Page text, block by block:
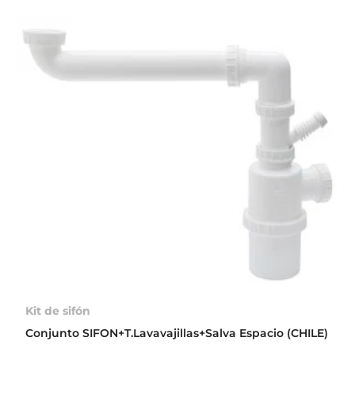
Kit de sifón
Conjunto SIFON+T.Lavavajillas+Salva Espacio (CHILE)